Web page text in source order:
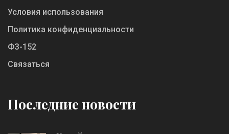
Условия использования
Политика конфиденциальности
ФЗ-152
Связаться
Последние новости